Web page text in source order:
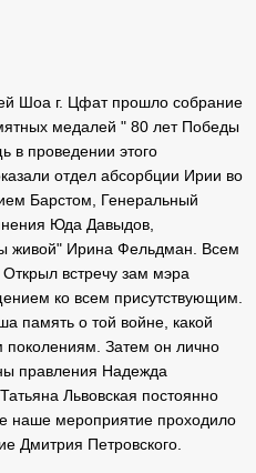
Шоа г. Цфат прошло собрание
медалей " 80 лет Победы
в проведении этого
отдел абсорбции Ирии во
Барстом, Генеральный
Юда Давыдов,
живой" Ирина Фельдман. Всем
встречу зам мэра
ко всем присутствующим.
память о той войне, какой
Затем он лично
правления Надежда
Львовская постоянно
наше мероприятие проходило
Дмитрия Петровского.